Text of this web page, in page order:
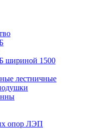
шириной 1500
лестничные
опор ЛЭП